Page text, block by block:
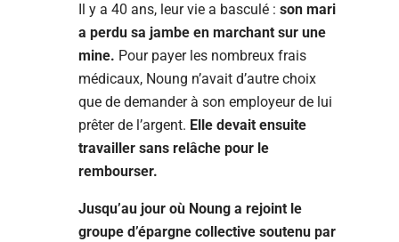
Il y a 40 ans, leur vie a basculé : son mari
a perdu sa jambe en marchant sur une
mine. Pour payer les nombreux frais
médicaux, Noung n’avait d’autre choix
que de demander à son employeur de lui
prêter de l’argent. Elle devait ensuite
travailler sans relâche pour le
rembourser.
Jusqu’au jour où Noung a rejoint le
groupe d’épargne collective soutenu par